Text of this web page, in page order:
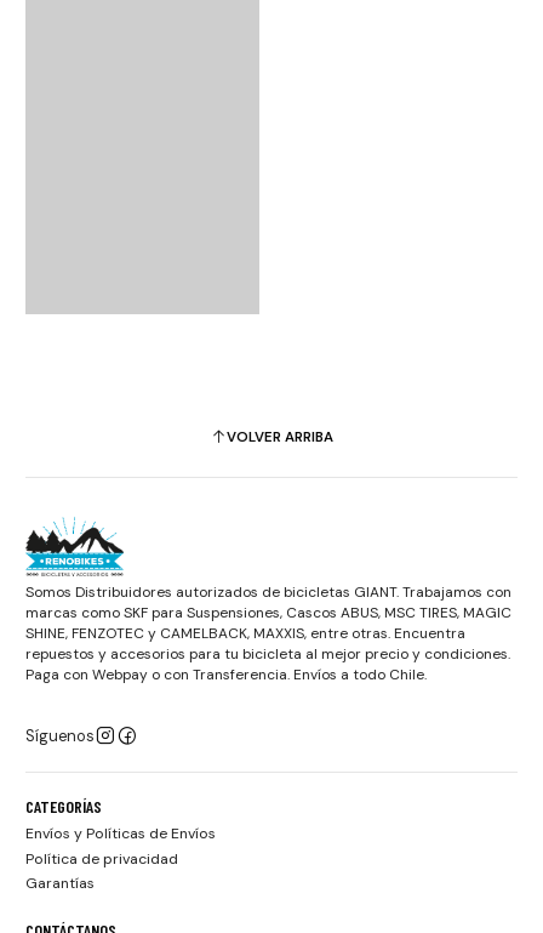
VOLVER ARRIBA
Somos Distribuidores autorizados de bicicletas GIANT. Trabajamos con
marcas como SKF para Suspensiones, Cascos ABUS, MSC TIRES, MAGIC
SHINE, FENZOTEC y CAMELBACK, MAXXIS, entre otras. Encuentra
repuestos y accesorios para tu bicicleta al mejor precio y condiciones.
Paga con Webpay o con Transferencia. Envíos a todo Chile.
Síguenos
CATEGORÍAS
Envíos y Políticas de Envíos
Política de privacidad
Garantías